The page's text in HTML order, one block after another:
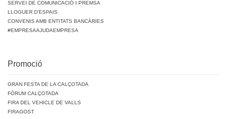
SERVEI DE COMUNICACIÓ I PREMSA
LLOGUER D’ESPAIS
CONVENIS AMB ENTITATS BANCÀRIES
#EMPRESAAJUDAEMPRESA
Promoció
GRAN FESTA DE LA CALÇOTADA
FÒRUM CALÇOTADA
FIRA DEL VEHICLE DE VALLS
FIRAGOST